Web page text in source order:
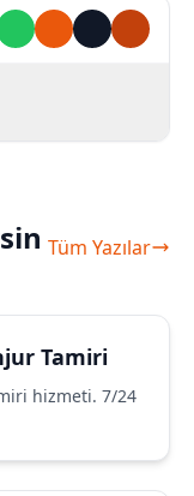
Tüm Yazılar
Tamiri
hizmeti. 7/24